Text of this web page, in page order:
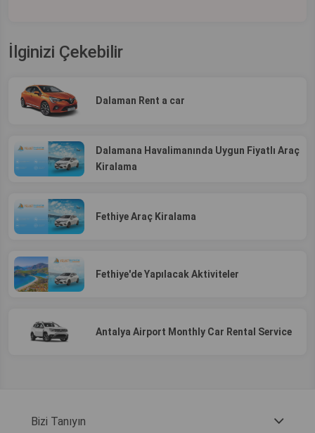
İlginizi Çekebilir
Dalaman Rent a car
Dalamana Havalimanında Uygun Fiyatlı Araç
Kiralama
Fethiye Araç Kiralama
Fethiye'de Yapılacak Aktiviteler
Antalya Airport Monthly Car Rental Service
Bizi Tanıyın